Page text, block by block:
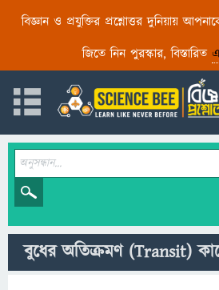
বিজ্ঞান ও প্রযুক্তির প্রশ্নোত্তর দুনিয়ায়
জিতে নিন পুরস্কার, বিস্তারিত
বুধের অতিক্রমণ (Transit)